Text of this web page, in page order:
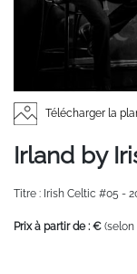
Télécharger la
Irland by
Titre : Irish Celtic #05 -
Prix à partir de : €